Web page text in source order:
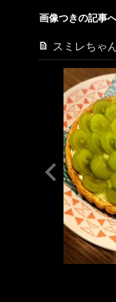
画像つきの記事
スミレちゃ